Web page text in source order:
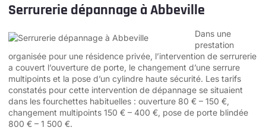
Serrurerie dépannage à Abbeville
Dans une
prestation
organisée pour une résidence privée, l’intervention de serrurerie
a couvert l’ouverture de porte, le changement d’une serrure
multipoints et la pose d’un cylindre haute sécurité. Les tarifs
constatés pour cette intervention de dépannage se situaient
dans les fourchettes habituelles : ouverture 80 € – 150 €,
changement multipoints 150 € – 400 €, pose de porte blindée
800 € – 1 500 €.